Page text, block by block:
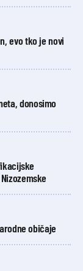
evo tko je novi
donosimo
običaje